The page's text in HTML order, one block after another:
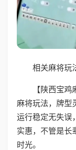
相关麻将玩
【陕西宝
麻将玩法，牌型
运行稳定无失误
实惠，不管是长
时光。